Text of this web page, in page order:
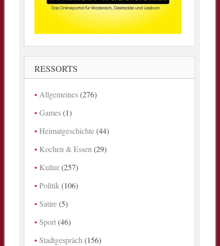
RESSORTS
Allgemeines(276)
Games(1)
Heimatgeschichte(44)
Kochen & Essen(29)
Kultur(257)
Politik(106)
Satire(5)
Sport(46)
Stadtgespräch(156)